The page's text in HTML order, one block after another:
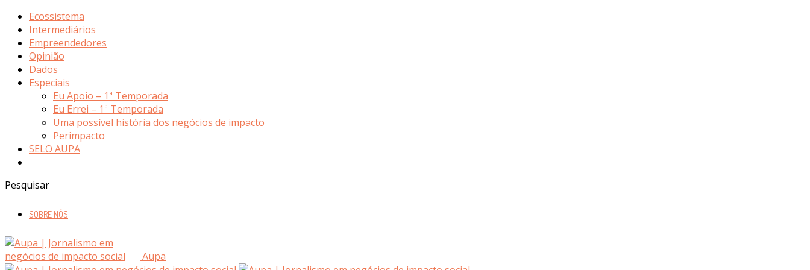
Ecossistema
Intermediários
Empreendedores
Opinião
Dados
Especiais
Eu Apoio – 1ª Temporada
Eu Errei – 1ª Temporada
Uma possível história dos negócios de impacto
Perimpacto
SELO AUPA
Pesquisar
SOBRE NÓS
Aupa